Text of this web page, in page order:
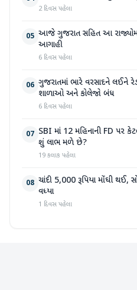
2 દિવસ પહેલા
05 આજે ગુજરાત સહિત આ રાજ્યોમાં
આગાહી
6 દિવસ પહેલા
06 ગુજરાતમાં ભારે વરસાદને લઈને
શાળાઓ અને કોલેજો બંધ
6 દિવસ પહેલા
07 SBI માં 12 મહિનાની FD પર
શું લાભ મળે છે?
19 કલાક પહેલા
08 ચાંદી 5,000 રૂપિયા મોંઘી થઈ,
વધ્યા
1 દિવસ પહેલા